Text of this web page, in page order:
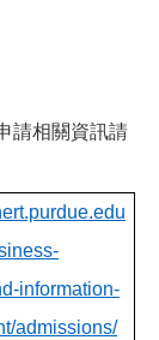
請相關資訊請
information-
admissions/